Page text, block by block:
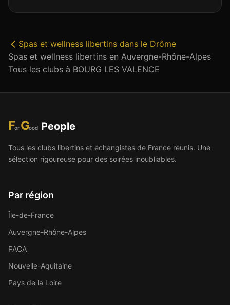
Spas et wellness libertins dans le Drôme
Spas et wellness libertins en Auvergne-Rhône-Alpes
Tous les clubs à BOURG LES VALENCE
For Good People
Tous les clubs libertins et échangistes de France réunis. Une
sélection rigoureuse pour des soirées inoubliables.
Par région
Île-de-France
Auvergne-Rhône-Alpes
PACA
Nouvelle-Aquitaine
Pays de la Loire